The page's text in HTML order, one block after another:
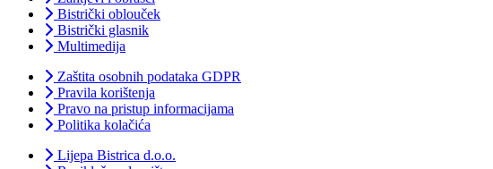
Bistrički oblouček
Bistrički glasnik
Multimedija
Zaštita osobnih podataka GDPR
Pravila korištenja
Pravo na pristup informacijama
Politika kolačića
Lijepa Bistrica d.o.o.